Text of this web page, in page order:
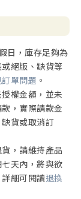
日，庫存足夠為
絕版、缺貨等
單問題 。
權金額，並未
，實際請款金
貨或取消訂
，請維持產品
天內，將與欲
細可閱讀退換